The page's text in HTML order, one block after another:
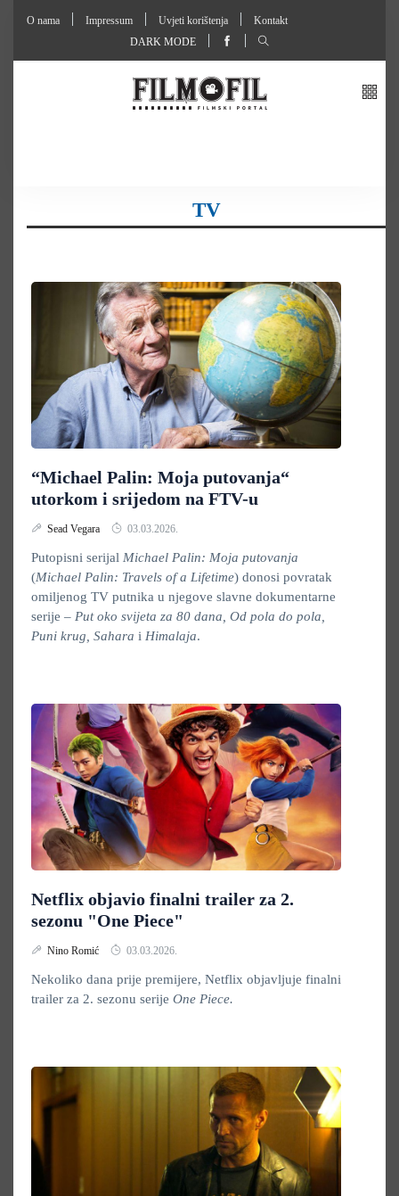
O nama Impressum Uvjeti korištenja
Kontakt
DARK MODE
TV
“Michael Palin: Moja putovanja“
utorkom i srijedom na FTV-u
Sead Vegara 03.03.2026.
Putopisni serijal Michael Palin: Moja putovanja
(Michael Palin: Travels of a Lifetime) donosi povratak
omiljenog TV putnika u njegove slavne dokumentarne
serije – Put oko svijeta za 80 dana, Od pola do pola,
Puni krug, Sahara i Himalaja.
Netflix objavio finalni trailer za 2.
sezonu "One Piece"
Nino Romić 03.03.2026.
Nekoliko dana prije premijere, Netflix objavljuje finalni
trailer za 2. sezonu serije One Piece.